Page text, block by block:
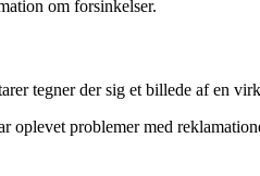
om forsinkelser.
tegner der sig et billede af en
oplevet problemer med